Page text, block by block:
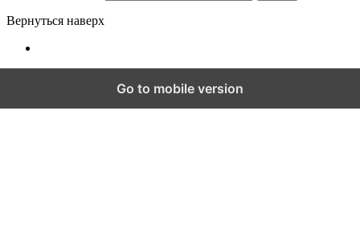
Вернуться наверх
Go to mobile version